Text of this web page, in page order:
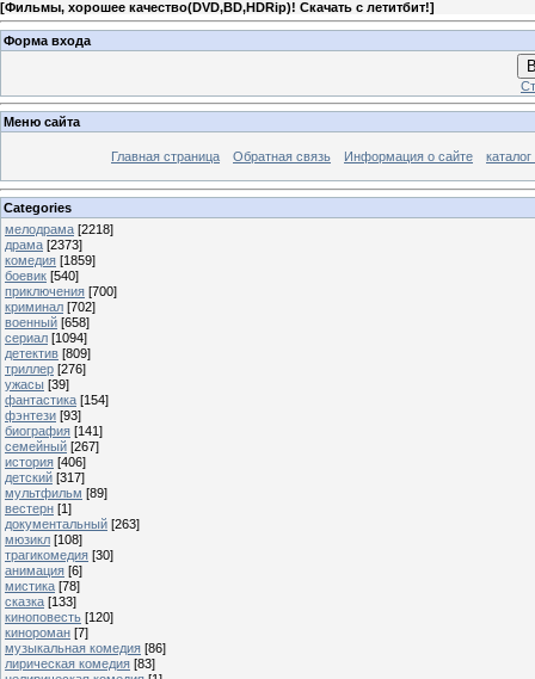
[Фильмы, хорошее качество(DVD,BD,HDRip)! Скачать с летитбит!]
Форма входа
Меню сайта
Главная страница Обратная связь Информация о сайте
Categories
мелодрама [2218]
драма [2373]
комедия [1859]
боевик [540]
приключения [700]
криминал [702]
военный [658]
сериал [1094]
детектив [809]
триллер [276]
ужасы [39]
фантастика [154]
фэнтези [93]
биография [141]
семейный [267]
история [406]
детский [317]
мультфильм [89]
вестерн [1]
документальный [263]
мюзикл [108]
трагикомедия [30]
анимация [6]
мистика [78]
сказка [133]
киноповесть [120]
кинороман [7]
музыкальная комедия [86]
лирическая комедия [83]